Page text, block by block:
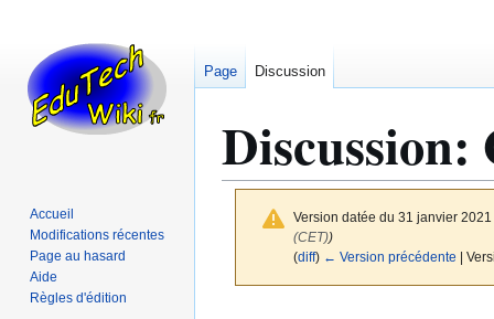
Discussion:
Version datée du 31 janvier
(CET))
(diff) ← Version précédente |
Page Discussion
Accueil
Modifications récentes
Page au hasard
Aide
Règles d'édition